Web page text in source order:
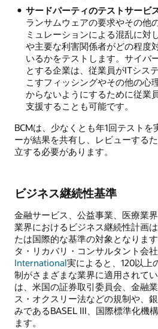
サードパーティのテストサービス
ランサムウェアの要求やその他
ミュレーションによる混乱に対
や主要な利害関係者がどの程度
いるかをテストします。サイバ
とする企業は、従業員がITシス
こすフィッシングやその他の心
からないようにするために従業
支援することも可能です。
BCMは、少なくとも年1回テスト
ーが結果を共有し、レビューする
立する必要があります。
ビジネス継続性基準
金融サービス、公益事業、医療業
業界におけるビジネス継続性計画
たは国際的な基準の対象となりま
タ・リカバリ・コンサルタント会
International実によると、120以上
制がさまざまな業界に適用されて
は、米国の証券取引委員会、金融
ス・オクスリー法などの規制や、
みであるBASEL III、国際標準化機
ます。